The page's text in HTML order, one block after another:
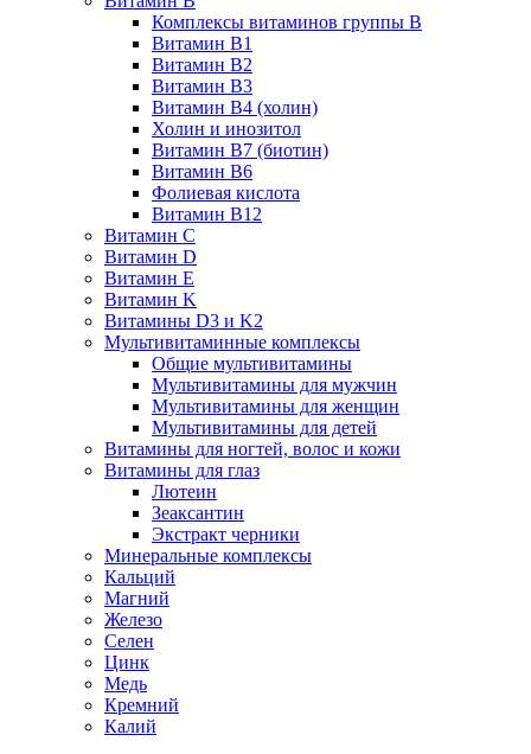
Комплексы витаминов группы B
Витамин B1
Витамин B2
Витамин B3
Витамин B4 (холин)
Холин и инозитол
Витамин B7 (биотин)
Витамин B6
Фолиевая кислота
Витамин B12
Витамин C
Витамин D
Витамин E
Витамин K
Витамины D3 и K2
Мультивитаминные комплексы
Общие мультивитамины
Мультивитамины для мужчин
Мультивитамины для женщин
Мультивитамины для детей
Витамины для ногтей, волос и кожи
Витамины для глаз
Лютеин
Зеаксантин
Экстракт черники
Минеральные комплексы
Кальций
Магний
Железо
Селен
Цинк
Медь
Кремний
Калий